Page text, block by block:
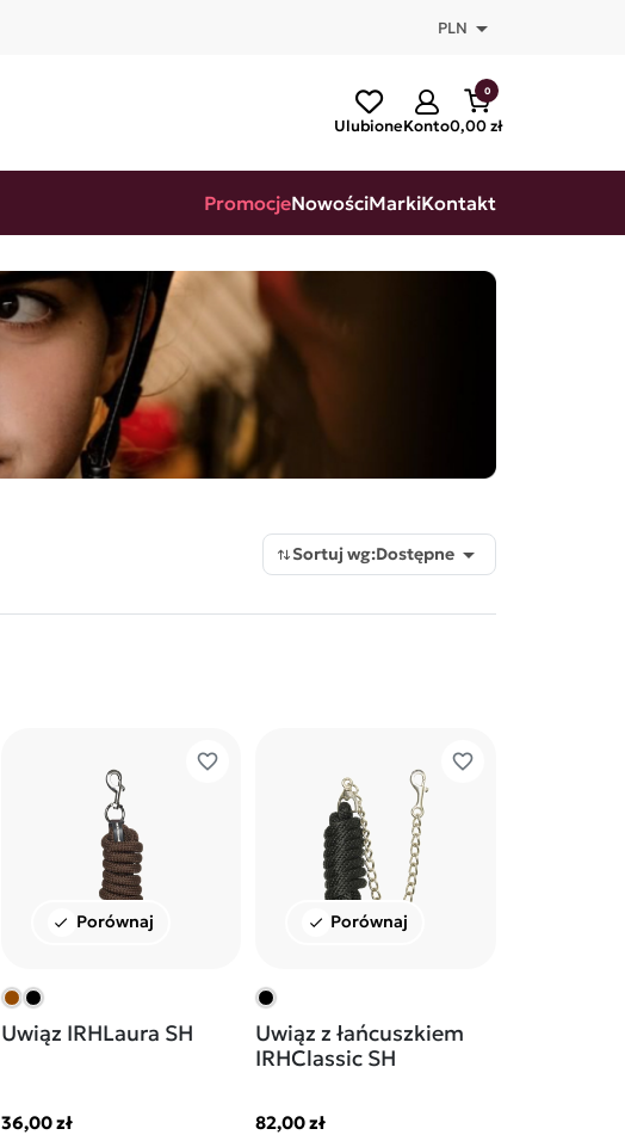
PLN 
UlubioneKonto
0
0,00 zł
PromocjeNowościMarkiKontakt
Sortuj wg:Dostępne 
favorite_border
check Porównaj
Uwiąz IRHLaura SH
36,00 zł
favorite_border
check Porównaj
Uwiąz z łańcuszkiem
IRHClassic SH
82,00 zł